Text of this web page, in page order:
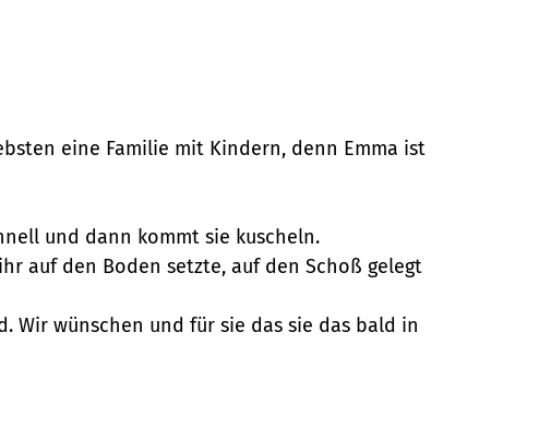
eine Familie mit Kindern, denn Emma ist
und dann kommt sie kuscheln.
auf den Boden setzte, auf den Schoß gelegt
Wir wünschen und für sie das sie das bald in